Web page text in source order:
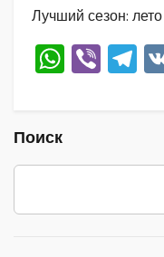
Лучший сезон: лето
W
A
p
Vi T
a
m
Поиск